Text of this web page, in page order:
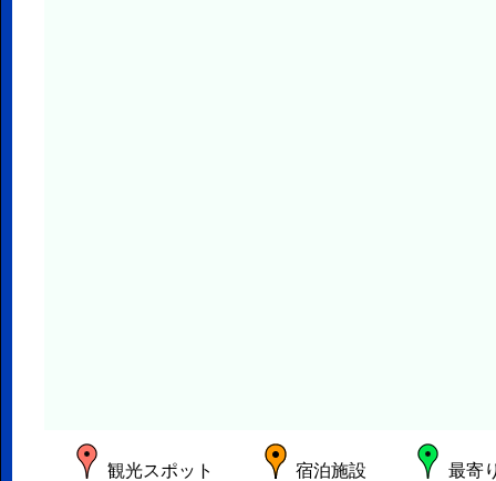
観光スポット 宿泊施設 最寄